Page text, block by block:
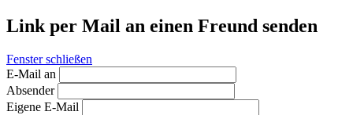
Link per Mail an einen Freund senden
Fenster schließen
E-Mail an
Absender
Eigene E-Mail